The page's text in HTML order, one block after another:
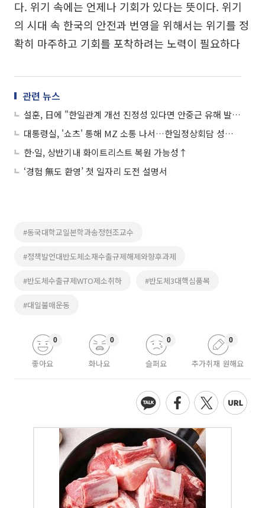
다. 위기 속에는 언제나 기회가 있다는 뜻이다. 위기
의 시대 속 한국의 안전과 번영을 위해서는 위기를 정
확히 마주하고 기회를 포착하려는 노력이 필요하다
관련 뉴스
설훈, 日에 "한일관계 개선 진정성 있다면 안중근 유해 발굴 협조하라"
대통령실, '쇼츠' 통해 MZ 소통 나서…한일정상회담 성과 소개
한·일, 상반기내 화이트리스트 복원 가능성↑
‘경험 無도 환영’ 첫 일자리 도전 설명서
#동국대학교일본학과송정현조교수
#정책발언대반도체소재수출규제해제와향후과제
#반도체수출규제WTO제소취하 #반도체3대핵심품목
#대일불매운동
좋아요
0
화나요
0
슬퍼요
0
추가취재 원해요
0